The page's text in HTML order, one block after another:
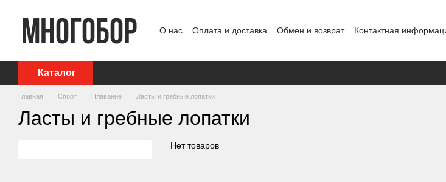
О нас Оплата и доставка Обмен и возврат
Контактная
Каталог
Главная Спорт Плавание Ласты и гребные лопатки
Ласты и гребные лопатки
Нет товаров